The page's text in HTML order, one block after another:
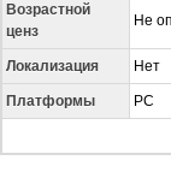
Возрастной
ценз
Не
Локализация Нет
Платформы PC